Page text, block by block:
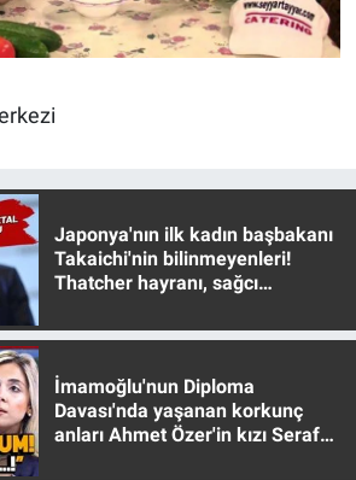
Japonya'nın ilk kadın başbakanı
Takaichi'nin bilinmeyenleri!
Thatcher hayranı, sağcı
İmamoğlu'nun Diploma
Davası'nda yaşanan korkunç
anları Ahmet Özer'in kızı Seraf